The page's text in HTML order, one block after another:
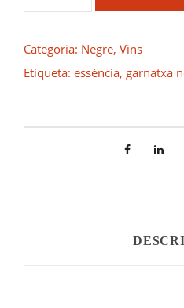
n
i
Categoria: Negre, Vins
Etiqueta: essència, garnatxa